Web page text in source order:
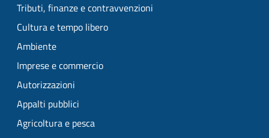
Tributi, finanze e contravvenzioni
Cultura e tempo libero
Ambiente
Imprese e commercio
Autorizzazioni
Appalti pubblici
Agricoltura e pesca